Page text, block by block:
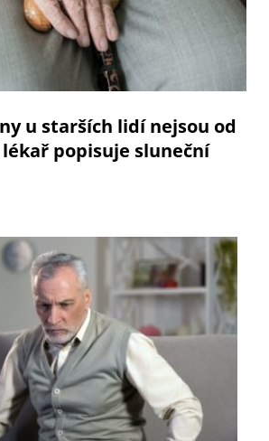
u starších lidí nejsou od
popisuje sluneční